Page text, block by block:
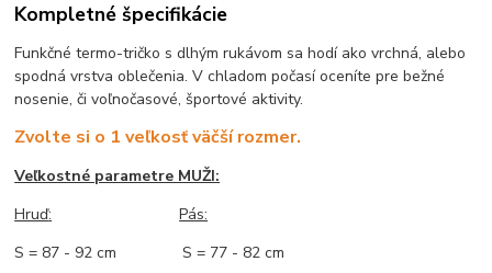
Kompletné špecifikácie
Funkčné termo-tričko s dlhým rukávom sa hodí ako vrchná, alebo
spodná vrstva oblečenia. V chladom počasí oceníte pre bežné
nosenie, či voľnočasové, športové aktivity.
Zvolte si o 1 veľkosť väčší rozmer.
Veľkostné parametre MUŽI:
Hruď:
Pás:
S = 87 - 92 cm S = 77 - 82 cm